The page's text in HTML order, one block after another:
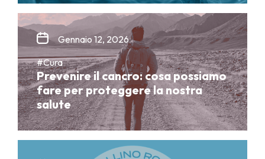
Gennaio 12, 2026
#Cura
Prevenire il cancro: cosa possiamo
fare per proteggere la nostra
salute